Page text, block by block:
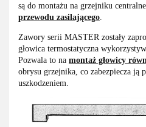
są do montażu na grzejniku
przewodu zasilającego.
Zawory serii MASTER zostały
głowica termostatyczna
Pozwala to na montaż głowicy
obrysu grzejnika, co zabezpiecza ją
uszkodzeniem.